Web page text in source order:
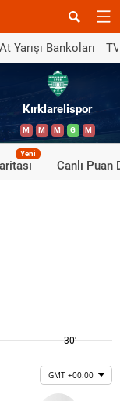
At Yarışı Bankoları
Kırklarelispor
M M M G M
Yeni
Canlı Puan
30'
GMT +00:00